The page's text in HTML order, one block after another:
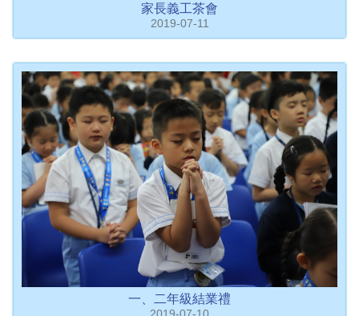
家長義工茶會
2019-07-11
一、二年級結業禮
2019-07-10